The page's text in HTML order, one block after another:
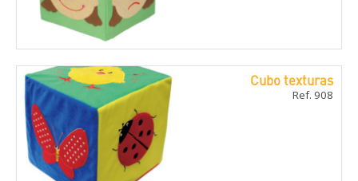
Cubo texturas
Ref. 908